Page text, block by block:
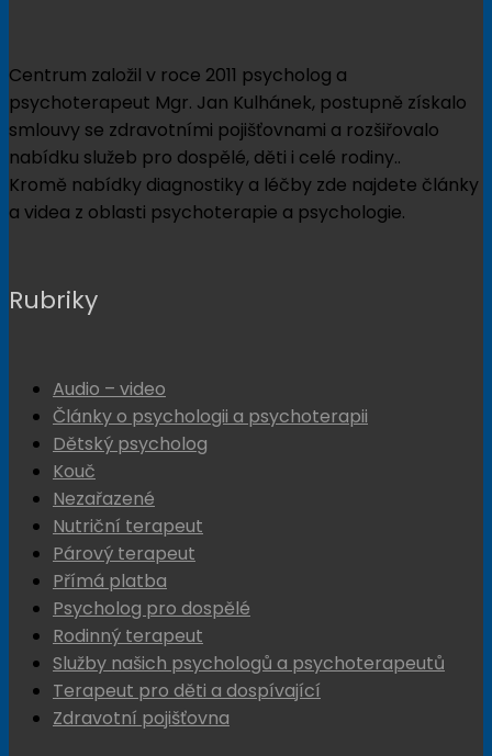
Centrum založil v roce 2011 psycholog a
psychoterapeut Mgr. Jan Kulhánek, postupně získalo
smlouvy se zdravotními pojišťovnami a rozšiřovalo
nabídku služeb pro dospělé, děti i celé rodiny..
Kromě nabídky diagnostiky a léčby zde najdete články
a videa z oblasti psychoterapie a psychologie.
Rubriky
Audio – video
Články o psychologii a psychoterapii
Dětský psycholog
Kouč
Nezařazené
Nutriční terapeut
Párový terapeut
Přímá platba
Psycholog pro dospělé
Rodinný terapeut
Služby našich psychologů a psychoterapeutů
Terapeut pro děti a dospívající
Zdravotní pojišťovna